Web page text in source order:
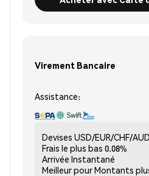
Virement Bancaire
Assistance:
Devises USD/EUR/CHF/
Frais le plus bas 0.08%
Arrivée Instantané
Meilleur pourMontants